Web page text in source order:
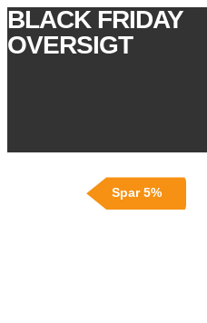
BLACK FRIDAY
OVERSIGT
Spar 5%